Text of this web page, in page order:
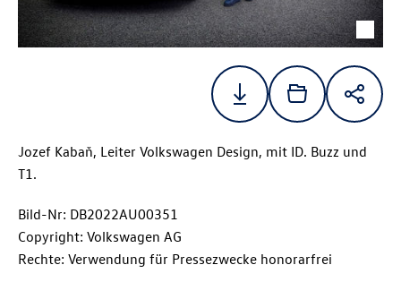
Jozef Kabaň, Leiter Volkswagen Design, mit ID. Buzz und
T1.
Bild-Nr: DB2022AU00351
Copyright: Volkswagen AG
Rechte: Verwendung für Pressezwecke honorarfrei